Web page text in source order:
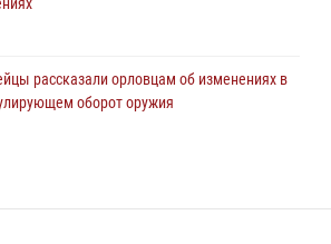
рассказали орловцам об изменениях в
оборот оружия